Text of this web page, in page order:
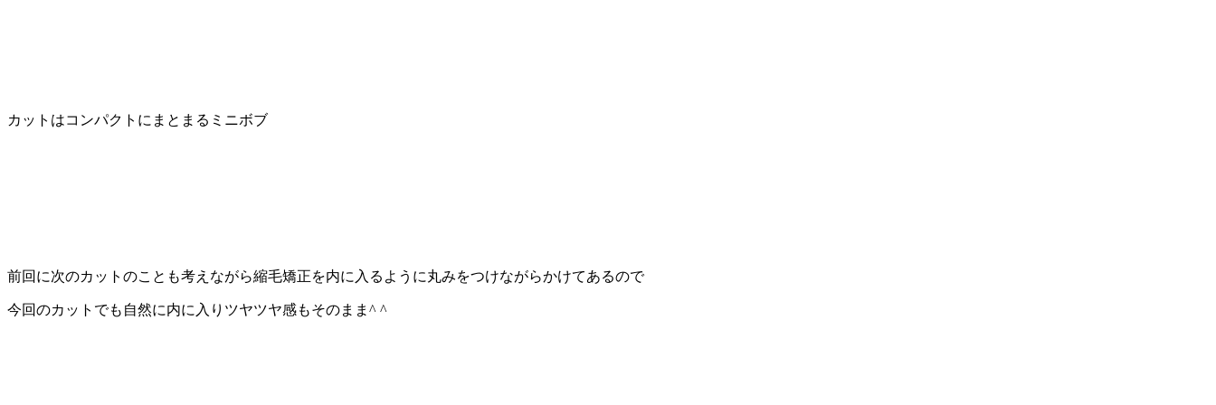
カットはコンパクトにまとまるミニボブ
前回に次のカットのことも考えながら縮毛矯正を内に入るように丸みをつけながらかけてあるので
今回のカットでも自然に内に入りツヤツヤ感もそのまま ^ ^